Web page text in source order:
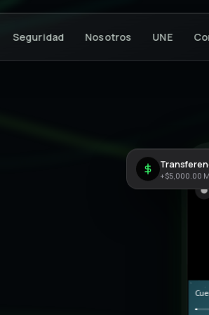
Seguridad Nosotros UNE
+$5,000.00